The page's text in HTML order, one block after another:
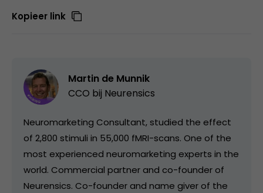
Kopieer link
Martin de Munnik
CCO bij Neurensics
Neuromarketing Consultant, studied the effect
of 2,800 stimuli in 55,000 fMRI-scans. One of the
most experienced neuromarketing experts in the
world. Commercial partner and co-founder of
Neurensics. Co-founder and name giver of the